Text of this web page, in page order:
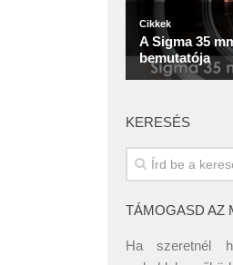
KERESÉS
TÁMOGASD AZ
Ha szeretnél